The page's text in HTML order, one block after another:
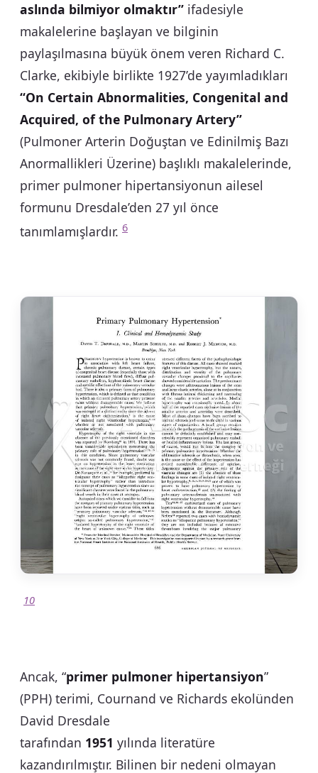
aslında bilmiyor olmaktır” ifadesiyle
makalelerine başlayan ve bilginin
paylaşılmasına büyük önem veren Richard C.
Clarke, ekibiyle birlikte 1927’de yayımladıkları
“On Certain Abnormalities, Congenital and
Acquired, of the Pulmonary Artery”
(Pulmoner Arterin Doğuştan ve Edinilmiş Bazı
Anormallikleri Üzerine) başlıklı makalelerinde,
primer pulmoner hipertansiyonun ailesel
formunu Dresdale’den 27 yıl önce
tanımlamışlardır. 6
10
Ancak, “primer pulmoner hipertansiyon”
(PPH) terimi, Cournand ve Richards ekolünden
David Dresdale
tarafından 1951 yılında literatüre
kazandırılmıştır. Bilinen bir nedeni olmayan